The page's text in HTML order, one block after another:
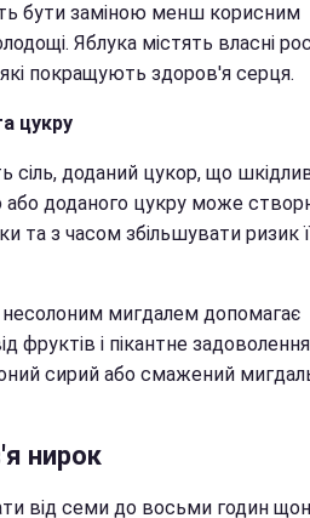
бути заміною менш корисним
Яблука містять власні
покращують здоров'я серця.
цукру
сіль, доданий цукор, що
або доданого цукру може
та з часом збільшувати ризик
несолоним мигдалем допомагає
фруктів і пікантне
сирий або смажений
нирок
від семи до восьми годин